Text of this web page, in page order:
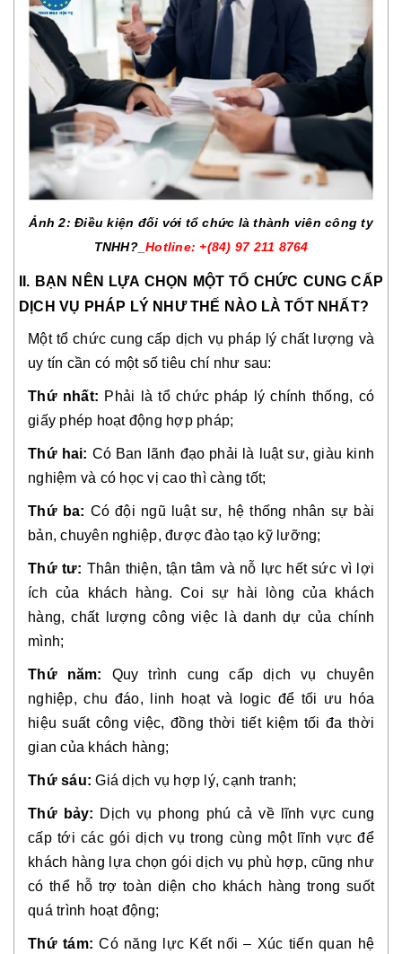
Ảnh 2: Điều kiện đối với tổ chức là thành viên công ty
TNHH?_ Hotline: +(84) 97 211 8764
II. BẠN NÊN LỰA CHỌN MỘT TỔ CHỨC CUNG CẤP
DỊCH VỤ PHÁP LÝ NHƯ THẾ NÀO LÀ TỐT NHẤT?
Một tổ chức cung cấp dịch vụ pháp lý chất lượng và
uy tín cần có một số tiêu chí như sau:
Thứ nhất: Phải là tổ chức pháp lý chính thống, có
giấy phép hoạt động hợp pháp;
Thứ hai: Có Ban lãnh đạo phải là luật sư, giàu kinh
nghiệm và có học vị cao thì càng tốt;
Thứ ba: Có đội ngũ luật sư, hệ thống nhân sự bài
bản, chuyên nghiệp, được đào tạo kỹ lưỡng;
Thứ tư: Thân thiện, tận tâm và nỗ lực hết sức vì lợi
ích của khách hàng. Coi sự hài lòng của khách
hàng, chất lượng công việc là danh dự của chính
mình;
Thứ năm: Quy trình cung cấp dịch vụ chuyên
nghiệp, chu đáo, linh hoạt và logic để tối ưu hóa
hiệu suất công việc, đồng thời tiết kiệm tối đa thời
gian của khách hàng;
Thứ sáu: Giá dịch vụ hợp lý, cạnh tranh;
Thứ bảy: Dịch vụ phong phú cả về lĩnh vực cung
cấp tới các gói dịch vụ trong cùng một lĩnh vực để
khách hàng lựa chọn gói dịch vụ phù hợp, cũng như
có thể hỗ trợ toàn diện cho khách hàng trong suốt
quá trình hoạt động;
Thứ tám: Có năng lực Kết nối – Xúc tiến quan hệ